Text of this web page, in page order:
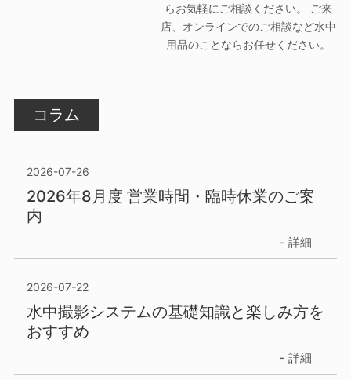
らお気軽にご相談ください。 ご来
店、オンラインでのご相談など水中
用品のことならお任せください。
コラム
2026-07-26
2026年8月度 営業時間・臨時休業のご案
内
詳細
2026-07-22
水中撮影システムの基礎知識と楽しみ方を
おすすめ
詳細